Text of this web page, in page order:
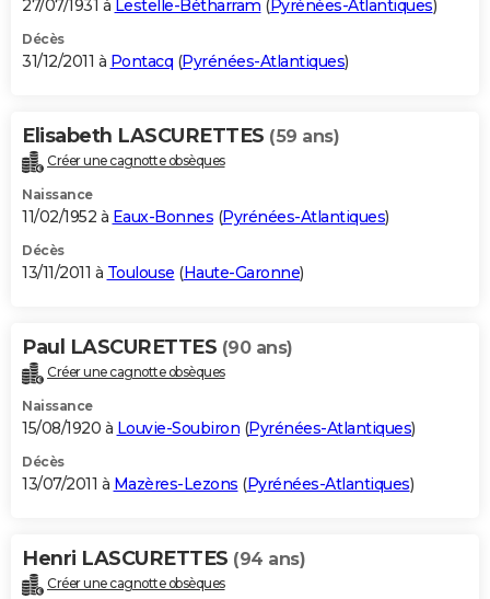
27/07/1931 à Lestelle-Bétharram ( Pyrénées-Atlantiques)
Décès
31/12/2011 à Pontacq (Pyrénées-Atlantiques)
Elisabeth LASCURETTES (59 ans)
Créer une cagnotte obsèques
Naissance
11/02/1952 à Eaux-Bonnes (Pyrénées-Atlantiques)
Décès
13/11/2011 à Toulouse (Haute-Garonne)
Paul LASCURETTES (90 ans)
Créer une cagnotte obsèques
Naissance
15/08/1920 à Louvie-Soubiron (Pyrénées-Atlantiques)
Décès
13/07/2011 à Mazères-Lezons (Pyrénées-Atlantiques)
Henri LASCURETTES (94 ans)
Créer une cagnotte obsèques